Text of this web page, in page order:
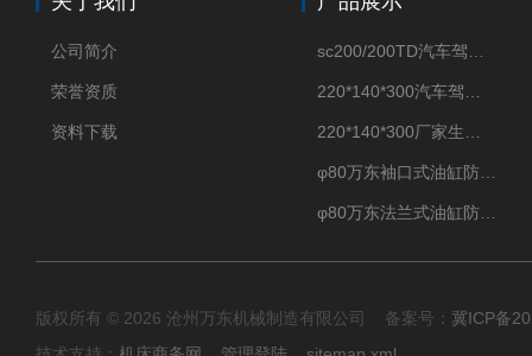
公司简介
荣誉资质
资料下载
版权所有 © 2026 沧州万东机械制造有限公司 备案号： 冀ICP备